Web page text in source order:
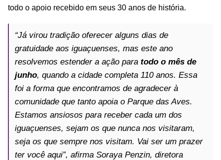
todo o apoio recebido em seus 30 anos de história.
“Já virou tradição oferecer alguns dias de
gratuidade aos iguaçuenses, mas este ano
resolvemos estender a ação para todo o mês de
junho, quando a cidade completa 110 anos. Essa
foi a forma que encontramos de agradecer à
comunidade que tanto apoia o Parque das Aves.
Estamos ansiosos para receber cada um dos
iguaçuenses, sejam os que nunca nos visitaram,
seja os que sempre nos visitam. Vai ser um prazer
ter você aqui”, afirma Soraya Penzin, diretora